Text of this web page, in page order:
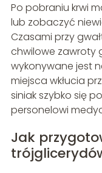
Po pobraniu krwi
lub zobaczyć
Czasami przy
chwilowe zawroty
wykonywane jest
miejsca wkłucia
siniak szybko się
personelowi
Jak